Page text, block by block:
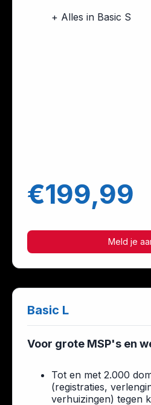
+ Alles in Basic S
€199,99
Meld je
Basic L
Voor grote MSP's en
Tot en met 2.000
(registraties,
verhuizingen) tegen